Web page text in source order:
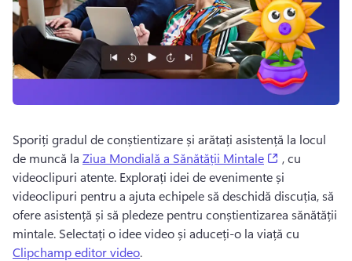
Sporiți gradul de conștientizare și arătați asistență la locul
de muncă la Ziua Mondială a Sănătății Mintale (opens in a
, cu
videoclipuri atente. Explorați idei de evenimente și
videoclipuri pentru a ajuta echipele să deschidă discuția, să
ofere asistență și să pledeze pentru conștientizarea sănătății
mintale. Selectați o idee video și aduceți-o la viață cu
Clipchamp editor video.